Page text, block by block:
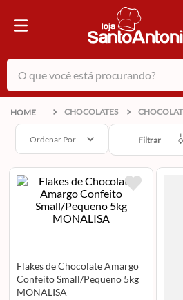
O que você está procurando?
CHOCOLATES
Ordenar Por Filtrar
Flakes de Chocolate Amargo
Confeito Small/Pequeno 5kg
MONALISA